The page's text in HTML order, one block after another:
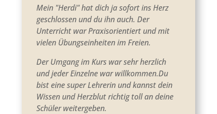
Mein "Herdi" hat dich ja sofort ins Herz
geschlossen und du ihn auch. Der
Unterricht war Praxisorientiert und mit
vielen Übungseinheiten im Freien.
Der Umgang im Kurs war sehr herzlich
und jeder Einzelne war willkommen.Du
bist eine super Lehrerin und kannst dein
Wissen und Herzblut richtig toll an deine
Schüler weitergeben.